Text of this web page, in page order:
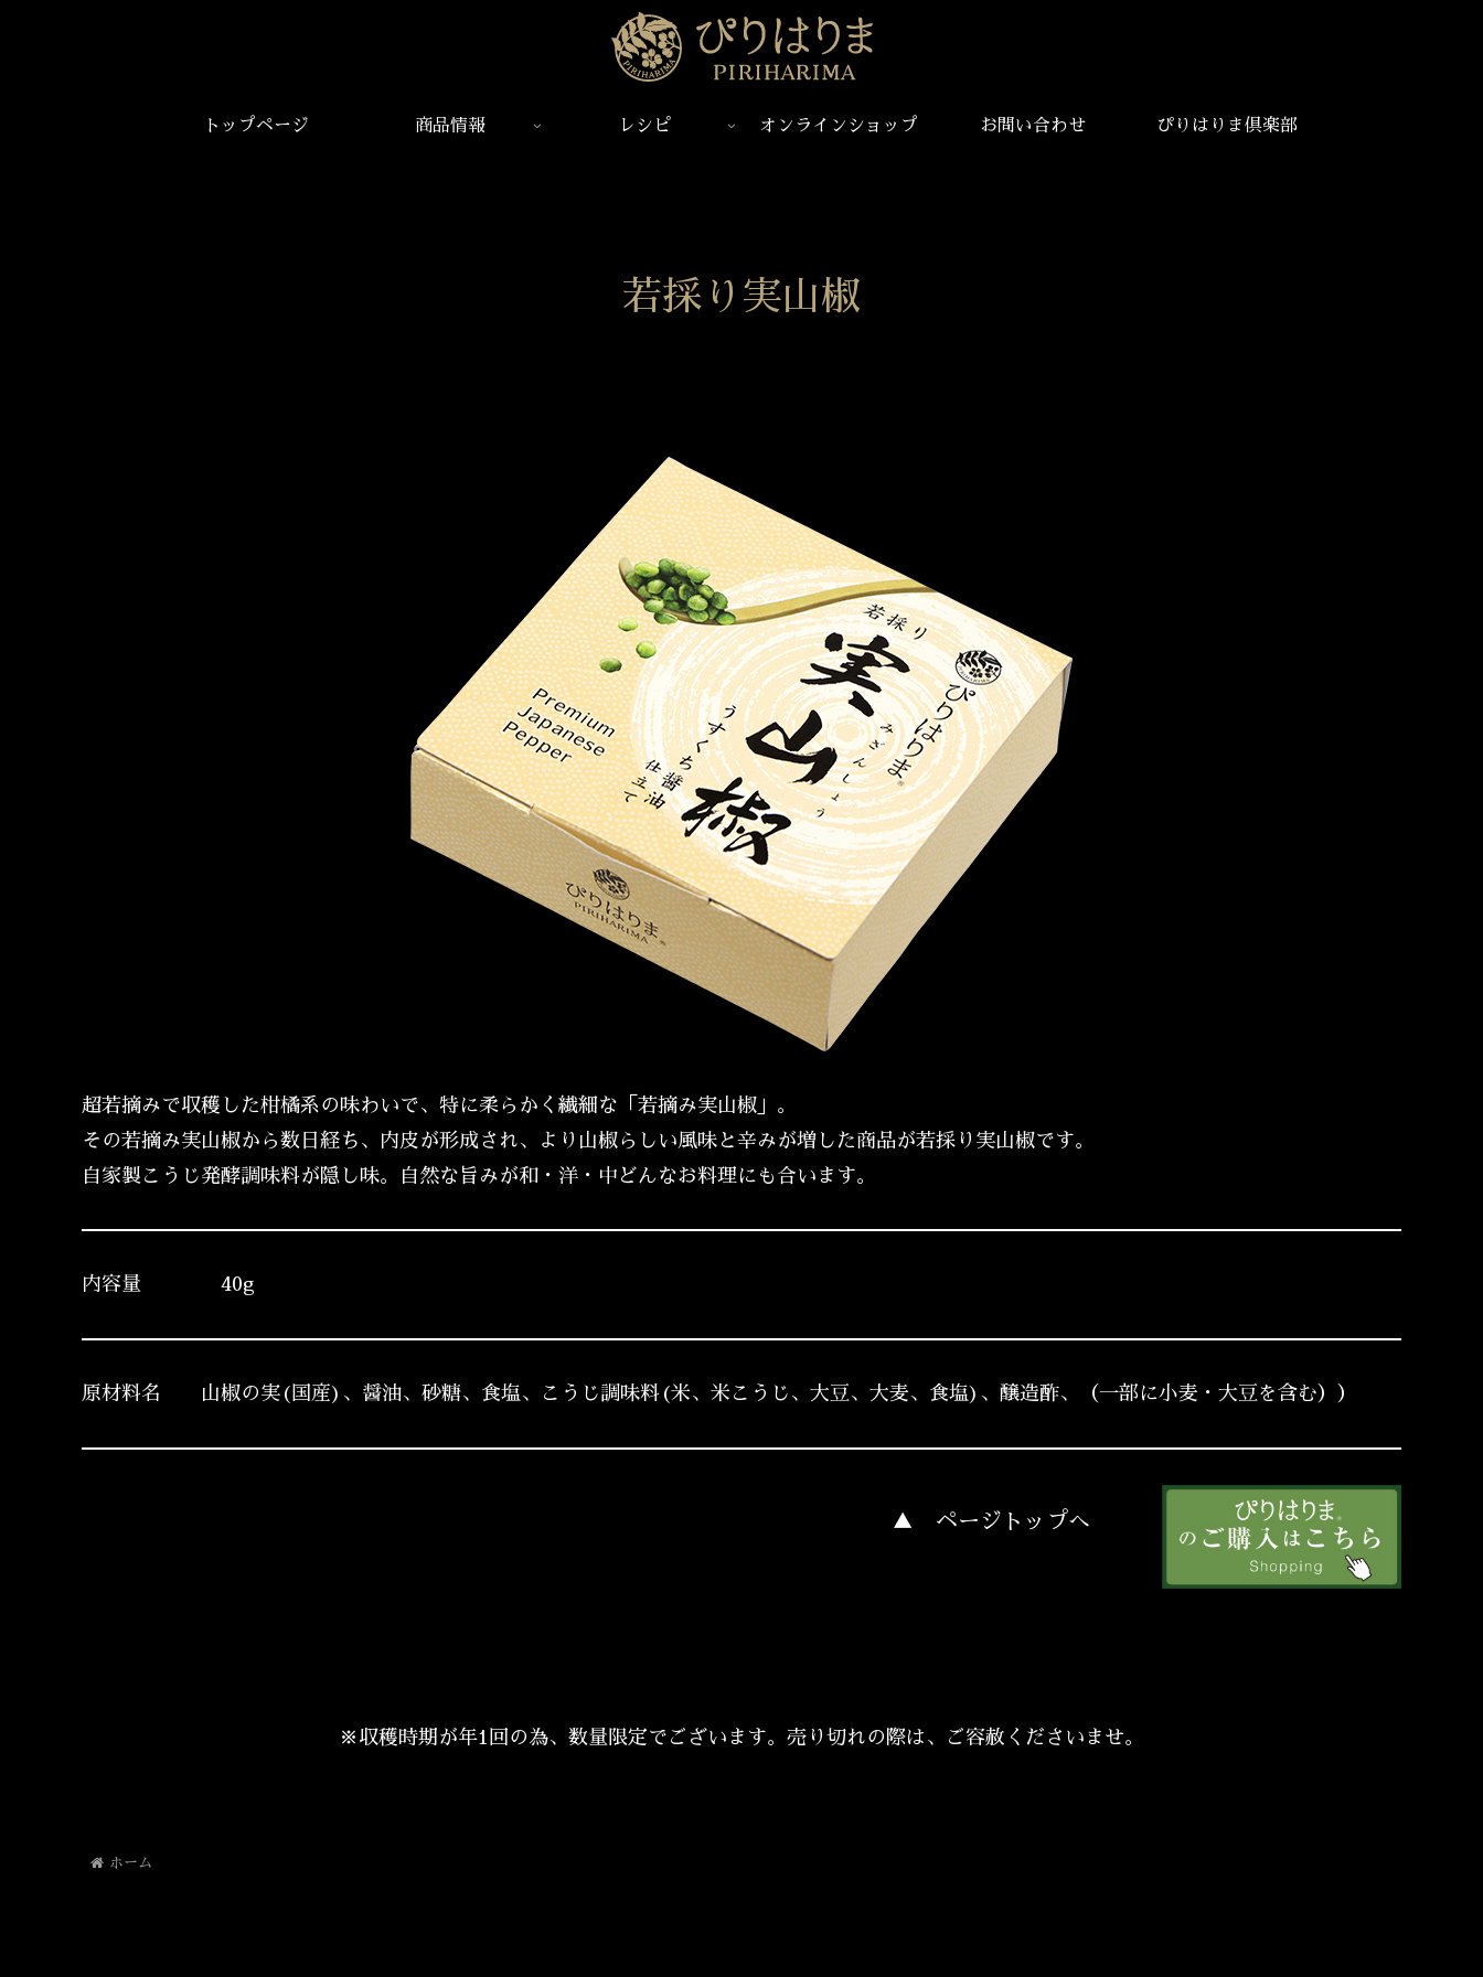
トップページ 商品情報 レシピ オンラインショップ お問い合わせ ぴりはりま倶楽部
若採り実山椒
超若摘みで収穫した柑橘系の味わいで、特に柔らかく繊細な「若摘み実山椒」。
その若摘み実山椒から数日経ち、内皮が形成され、より山椒らしい風味と辛みが増した商品が若採り実山椒です。
自家製こうじ発酵調味料が隠し味。自然な旨みが和・洋・中どんなお料理にも合います。
内容量 40g
原材料名 山椒の実(国産)、醤油、砂糖、食塩、こうじ調味料(米、米こうじ、大豆、大麦、食塩)、醸造酢、（一部に小麦・大豆を含む））
▲ ページトップへ
※収穫時期が年1回の為、数量限定でございます。売り切れの際は、ご容赦くださいませ。
ホーム